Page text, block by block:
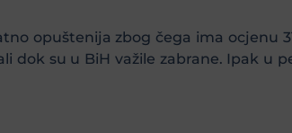
opuštenija zbog čega ima ocjenu
dok su u BiH važile zabrane. Ipak u